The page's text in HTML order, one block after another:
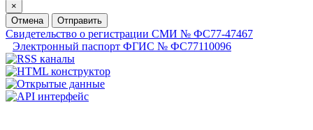
×
Отмена
Отправить
Свидетельство о регистрации СМИ № ФС77-47467
Электронный паспорт ФГИС № ФС77110096